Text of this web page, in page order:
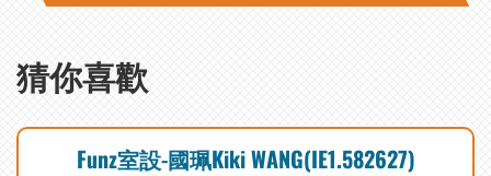
猜你喜歡
Funz室設-國珮Kiki WANG(IE1.582627)